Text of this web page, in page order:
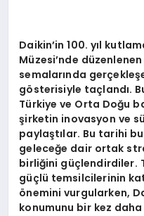
Daikin’in 100. yıl
Müzesi’nde
semalarında
gösterisiyle taçlandı.
Türkiye ve Orta Doğu
şirketin inovasyon ve
paylaştılar. Bu tarihi
geleceğe dair ortak
birliğini güçlendirdiler.
güçlü temsilcilerinin
önemini vurgularken,
konumunu bir kez